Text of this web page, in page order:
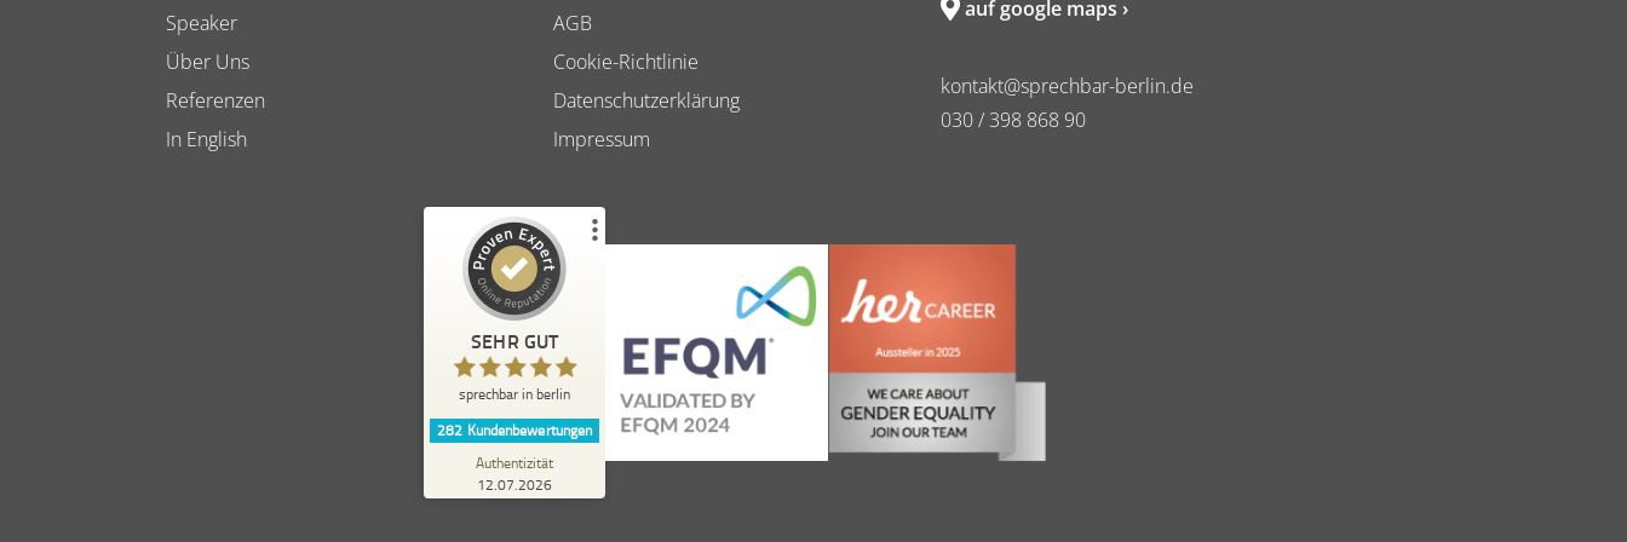
Speaker
Über Uns
Referenzen
In English
AGB
Cookie-Richtlinie
Datenschutzerklärung
Impressum
auf google maps ›
kontakt@sprechbar-berlin.de
030 / 398 868 90
SEHR GUT
sprechbar in berlin
282 Kundenbewertungen
Authentizität
12.07.2026
Kundenbewertungen und Erfahrungen zu
sprechbar in berlin
Empfehlungen auf
ProvenExpert.com
SEHR GUT
4,84
262
Bewertungen auf
Bewertungen von